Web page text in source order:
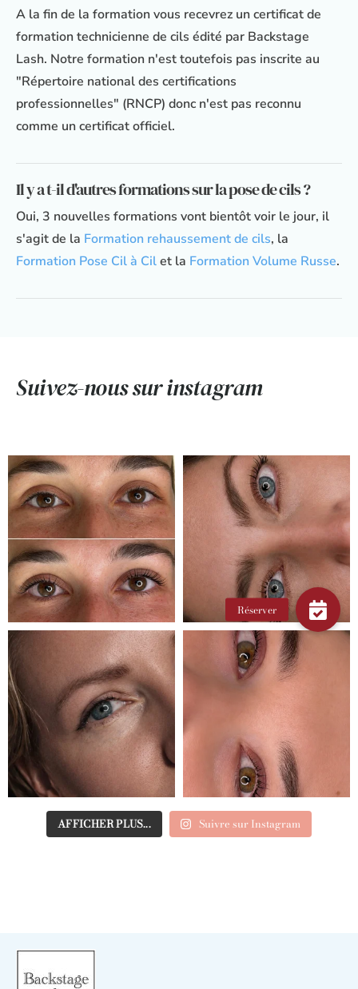
A la fin de la formation vous recevrez un certificat de
formation technicienne de cils édité par Backstage
Lash. Notre formation n'est toutefois pas inscrite au
"Répertoire national des certifications
professionnelles" (RNCP) donc n'est pas reconnu
comme un certificat officiel.
Il y a t-il d'autres formations sur la pose de cils ?
Oui, 3 nouvelles formations vont bientôt voir le jour, il
s'agit de la Formation rehaussement de cils, la
Formation Pose Cil à Cilet la Formation Volume Russe.
Suivez-nous sur instagram
AFFICHER PLUS... Suivre sur Instagram